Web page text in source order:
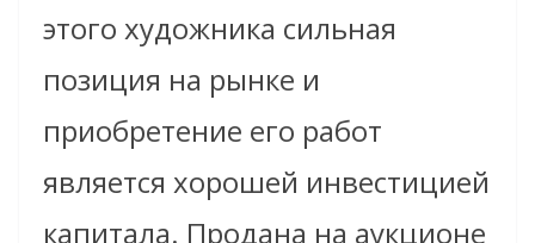
этого художника сильная
позиция на рынке и
приобретение его работ
является хорошей инвестицией
капитала. Продана на аукционе